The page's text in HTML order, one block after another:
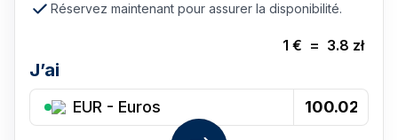
Réservez maintenant pour assurer la disponibilité.
1 € = 3.8 zł
J’ai
EUR - Euros